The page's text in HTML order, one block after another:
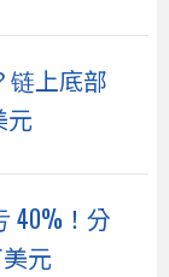
链上底部
元
40%！分
元